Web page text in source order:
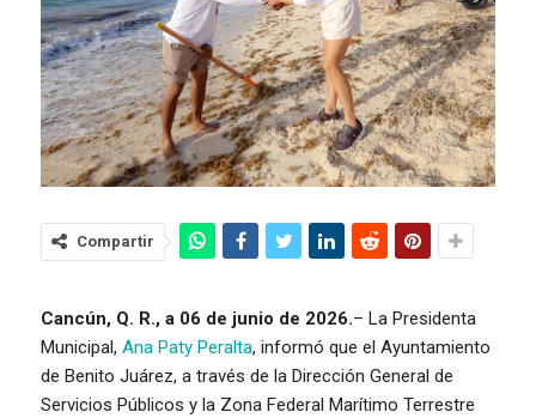
Compartir
Cancún, Q. R., a 06 de junio de 2026.– La Presidenta
Municipal, Ana Paty Peralta, informó que el Ayuntamiento
de Benito Juárez, a través de la Dirección General de
Servicios Públicos y la Zona Federal Marítimo Terrestre